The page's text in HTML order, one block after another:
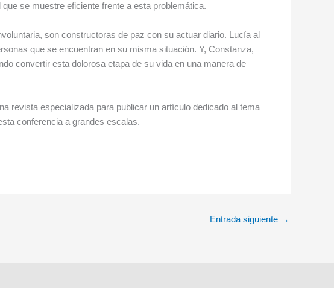
se muestre eficiente frente a esta problemática.
son constructoras de paz con su actuar diario. Lucía al
que se encuentran en su misma situación. Y, Constanza,
convertir esta dolorosa etapa de su vida en una manera de
revista especializada para publicar un artículo dedicado al tema
conferencia a grandes escalas.
Entrada siguiente →